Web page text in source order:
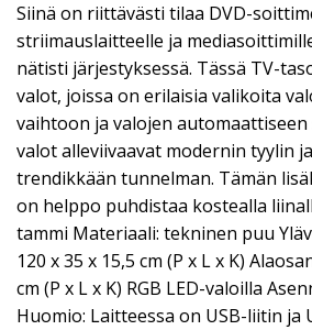
Siinä on riittävästi tilaa DVD-
striimauslaitteelle ja
nätisti järjestyksessä. Tässä TV-
valot, joissa on erilaisia valikoita
vaihtoon ja valojen automaattiseen
valot alleviivaavat modernin tyylin
trendikkään tunnelman. Tämän
on helppo puhdistaa kostealla
tammi Materiaali: tekninen puu
120 x 35 x 15,5 cm (P x L x K)
cm (P x L x K) RGB LED-valoilla
Huomio: Laitteessa on USB-liitin ja